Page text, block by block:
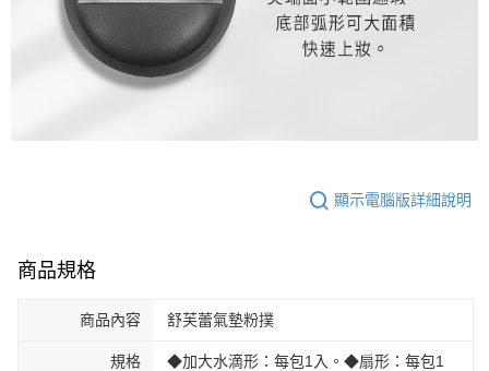
顯示電腦版詳細說明
商品規格
商品內容 舒芙蕾氣墊粉撲
規格
◆加大水滴形：每包1入。◆扇形：每包1